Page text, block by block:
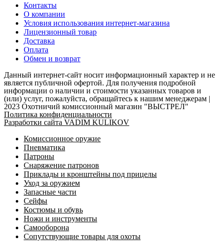
Контакты
О компании
Условия использования интернет-магазина
Лицензионный товар
Доставка
Оплата
Обмен и возврат
Данный интернет-сайт носит информационный характер и не
является публичной офертой. Для получения подробной
информации о наличии и стоимости указанных товаров и
(или) услуг, пожалуйста, обращайтесь к нашим менеджерам |
2023 Охотничий комиссионный магазин "ВЫСТРЕЛ"
Политика конфиденциальности
Разработки сайта VADIM KULIKOV
Комиссионное оружие
Пневматика
Патроны
Снаряжение патронов
Приклады и кронштейны под прицелы
Уход за оружием
Запасные части
Сейфы
Костюмы и обувь
Ножи и инструменты
Самооборона
Сопутствующие товары для охоты